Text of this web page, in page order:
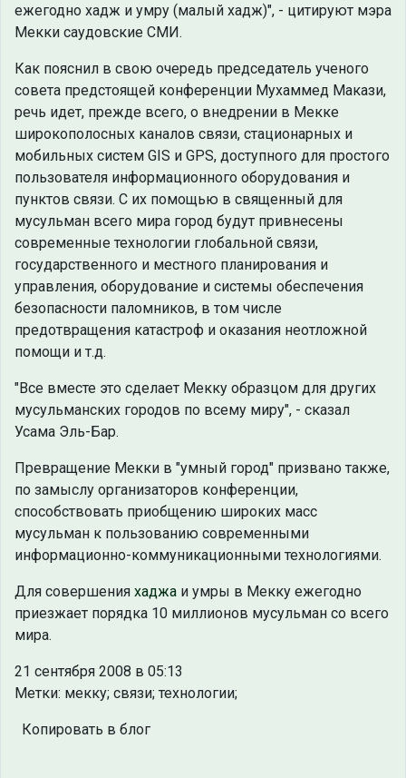
ежегодно хадж и умру (малый хадж)", - цитируют мэра
Мекки саудовские СМИ.
Как пояснил в свою очередь председатель ученого
совета предстоящей конференции Мухаммед Макази,
речь идет, прежде всего, о внедрении в Мекке
широкополосных каналов связи, стационарных и
мобильных систем GIS и GPS, доступного для простого
пользователя информационного оборудования и
пунктов связи. С их помощью в священный для
мусульман всего мира город будут привнесены
современные технологии глобальной связи,
государственного и местного планирования и
управления, оборудование и системы обеспечения
безопасности паломников, в том числе
предотвращения катастроф и оказания неотложной
помощи и т.д.
"Все вместе это сделает Мекку образцом для других
мусульманских городов по всему миру", - сказал
Усама Эль-Бар.
Превращение Мекки в "умный город" призвано также,
по замыслу организаторов конференции,
способствовать приобщению широких масс
мусульман к пользованию современными
информационно-коммуникационными технологиями.
Для совершения хаджа и умры в Мекку ежегодно
приезжает порядка 10 миллионов мусульман со всего
мира.
21 сентября 2008 в 05:13
Метки: мекку; связи; технологии;
Копировать в блог